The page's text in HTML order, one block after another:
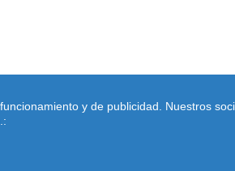
y de publicidad. Nuestros